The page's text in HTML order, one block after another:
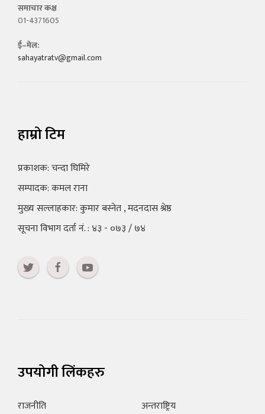
समाचार कक्ष
01-4371605
ई–मेल:
sahayatratv@gmail.com
हाम्रो टिम
प्रकाशक: चन्दा घिमिरे
सम्पादक: कमल राना
मुख्य सल्लाहकार: कुमार बस्नेत , मदनदास श्रेष्ठ
सूचना विभाग दर्ता नं. : ४३ - ०७३ / ७४
उपयोगी लिंकहरु
राजनीति अन्तराष्ट्रिय